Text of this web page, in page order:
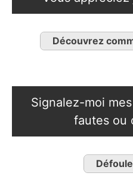
Découvrez
Signalez-moi
fautes ou